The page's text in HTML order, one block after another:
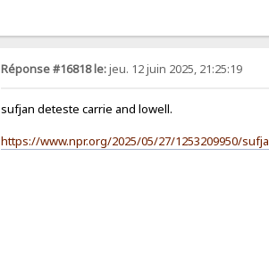
Réponse #16818 le:jeu. 12 juin 2025, 21:25:19
sufjan deteste carrie and lowell.
https://www.npr.org/2025/05/27/1253209950/